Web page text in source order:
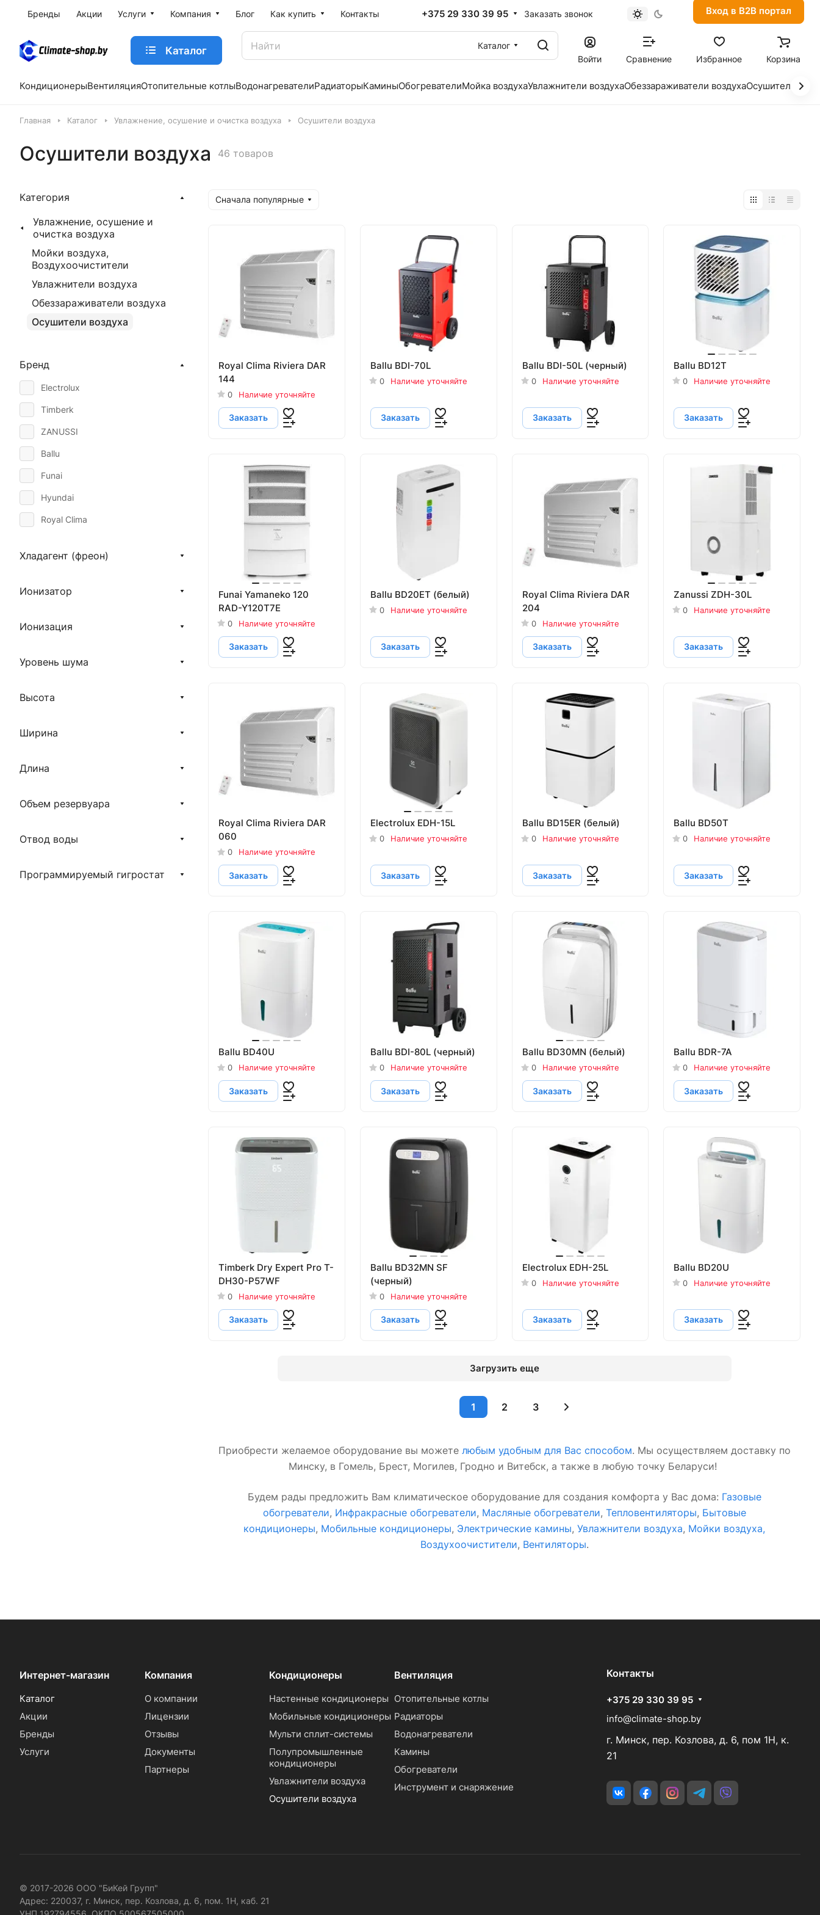
Бренды Акции Услуги Компания Блог Как купить Контакты +375 29 330 39 95 Заказать звонок Вход в B2B портал
Каталог
Каталог
Войти
Сравнение Избранное Корзина
КондиционерыВентиляцияОтопительные котлыВодонагревателиРадиаторыКаминыОбогревателиМойка воздухаУвлажнители воздухаОбеззараживатели воздухаОсушители
Главная Каталог Увлажнение, осушение и очистка воздуха Осушители воздуха
Осушители воздуха 46 товаров
Сначала популярные
Royal Clima Riviera DAR
144
0 Наличие уточняйте
Заказать
Ballu BDI-70L
0 Наличие уточняйте
Заказать
Ballu BDI-50L (черный)
0 Наличие уточняйте
Заказать
Ballu BD12T
0 Наличие уточняйте
Заказать
Funai Yamaneko 120
RAD-Y120T7E
0 Наличие уточняйте
Заказать
Ballu BD20ET (белый)
0 Наличие уточняйте
Заказать
Royal Clima Riviera DAR
204
0 Наличие уточняйте
Заказать
Zanussi ZDH-30L
0 Наличие уточняйте
Заказать
Royal Clima Riviera DAR
060
0 Наличие уточняйте
Заказать
Electrolux EDH-15L
0 Наличие уточняйте
Заказать
Ballu BD15ER (белый)
0 Наличие уточняйте
Заказать
Ballu BD50T
0 Наличие уточняйте
Заказать
Ballu BD40U
0 Наличие уточняйте
Заказать
Ballu BDI-80L (черный)
0 Наличие уточняйте
Заказать
Ballu BD30MN (белый)
0 Наличие уточняйте
Заказать
Ballu BDR-7A
0 Наличие уточняйте
Заказать
Timberk Dry Expert Pro T-
DH30-P57WF
0 Наличие уточняйте
Заказать
Ballu BD32MN SF
(черный)
0 Наличие уточняйте
Заказать
Electrolux EDH-25L
0 Наличие уточняйте
Заказать
Ballu BD20U
0 Наличие уточняйте
Заказать
Загрузить еще
1 2 3
Приобрести желаемое оборудование вы можете любым удобным для Вас способом. Мы осуществляем доставку по
Минску, в Гомель, Брест, Могилев, Гродно и Витебск, а также в любую точку Беларуси!
Будем рады предложить Вам климатическое оборудование для создания комфорта у Вас дома: Газовые
обогреватели, Инфракрасные обогреватели, Масляные обогреватели, Тепловентиляторы, Бытовые
кондиционеры, Мобильные кондиционеры, Электрические камины, Увлажнители воздуха, Мойки воздуха,
Воздухоочистители, Вентиляторы.
Категория
Увлажнение, осушение и
очистка воздуха
Мойки воздуха,
Воздухоочистители
Увлажнители воздуха
Обеззараживатели воздуха
Осушители воздуха
Бренд
Electrolux
Timberk
ZANUSSI
Ballu
Funai
Hyundai
Royal Clima
Хладагент (фреон)
Ионизатор
Ионизация
Уровень шума
Высота
Ширина
Длина
Объем резервуара
Отвод воды
Программируемый гигростат
Интернет-магазин
Каталог
Акции
Бренды
Услуги
Компания
О компании
Лицензии
Отзывы
Документы
Партнеры
Кондиционеры
Настенные кондиционеры
Мобильные кондиционеры
Мульти сплит-системы
Полупромышленные
кондиционеры
Увлажнители воздуха
Осушители воздуха
Вентиляция
Отопительные котлы
Радиаторы
Водонагреватели
Камины
Обогреватели
Инструмент и снаряжение
Контакты
+375 29 330 39 95
info@climate-shop.by
г. Минск, пер. Козлова, д. 6, пом 1Н, к.
21
© 2017-2026 ООО "БиКей Групп"
Адрес: 220037, г. Минск, пер. Козлова, д. 6, пом. 1Н, каб. 21